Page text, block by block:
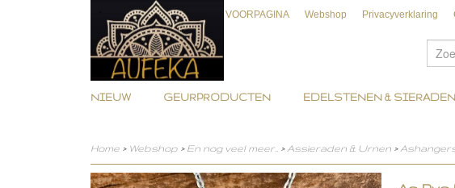
VOORPAGINA Webshop Privacyverklaring
NIEUW GEURPRODUCTEN EDELSTENEN & SIERADEN
Home > Webshop > En nog veel meer.. > Assieraden & Urnen >